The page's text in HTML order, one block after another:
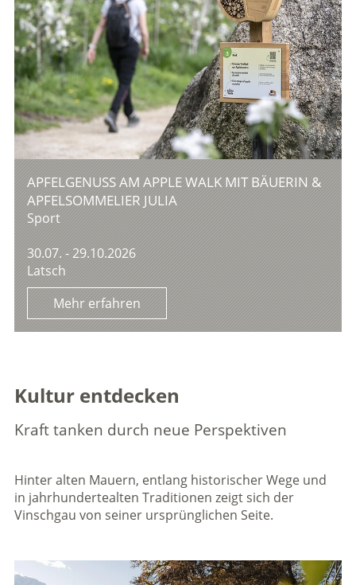
APFELGENUSS AM APPLE WALK MIT BÄUERIN &
APFELSOMMELIER JULIA
Sport
30.07. - 29.10.2026
Latsch
Mehr erfahren
Kultur entdecken
Kraft tanken durch neue Perspektiven
Hinter alten Mauern, entlang historischer Wege und
in jahrhundertealten Traditionen zeigt sich der
Vinschgau von seiner ursprünglichen Seite.